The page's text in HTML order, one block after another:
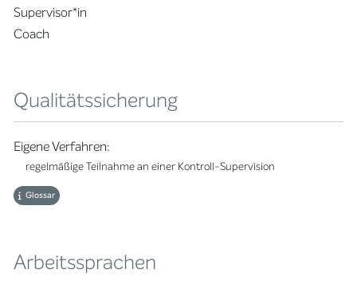
Supervisor*in
Coach
Qualitätssicherung
Eigene Verfahren:
regelmäßige Teilnahme an einer Kontroll-Supervision
Glossar
Arbeitssprachen